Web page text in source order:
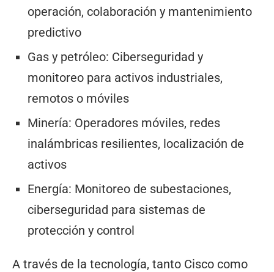
operación, colaboración y mantenimiento
predictivo
Gas y petróleo: Ciberseguridad y
monitoreo para activos industriales,
remotos o móviles
Minería: Operadores móviles, redes
inalámbricas resilientes, localización de
activos
Energía: Monitoreo de subestaciones,
ciberseguridad para sistemas de
protección y control
A través de la tecnología, tanto Cisco como